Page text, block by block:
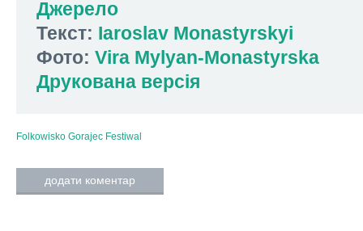
Джерело
Текст: Iaroslav Monastyrskyi
Фото: Vira Mylyan-Monastyrska
Друкована версія
Folkowisko Gorajec Festiwal
додати коментар